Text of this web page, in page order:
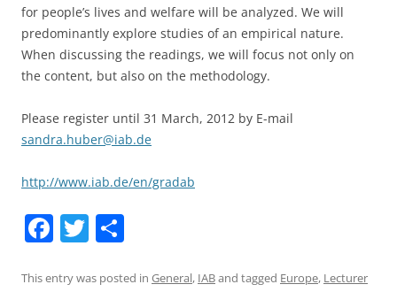
for people’s lives and welfare will be analyzed. We will
predominantly explore studies of an empirical nature.
When discussing the readings, we will focus not only on
the content, but also on the methodology.
Please register until 31 March, 2012 by E-mail
sandra.huber@iab.de
http://www.iab.de/en/gradab
F T
This entry was posted in General, IABand tagged Europe, Lecturer